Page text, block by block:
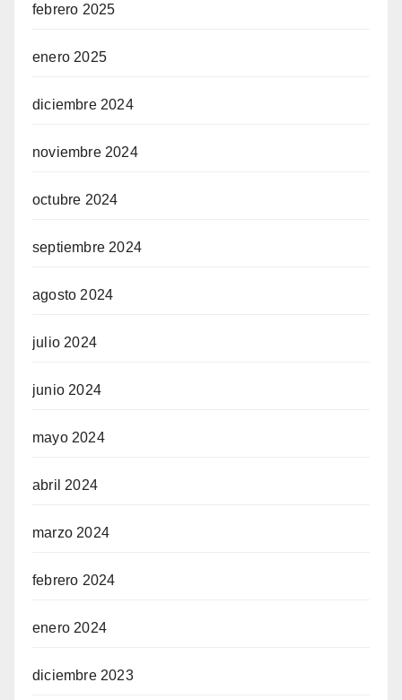
febrero 2025
enero 2025
diciembre 2024
noviembre 2024
octubre 2024
septiembre 2024
agosto 2024
julio 2024
junio 2024
mayo 2024
abril 2024
marzo 2024
febrero 2024
enero 2024
diciembre 2023